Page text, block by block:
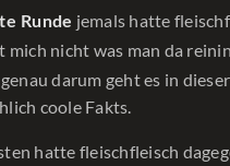
Runde jemals hatte
mich nicht was man da
darum geht es in
coole Fakts.
hatte fleischfleisch